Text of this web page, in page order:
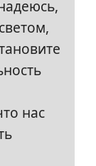
нас